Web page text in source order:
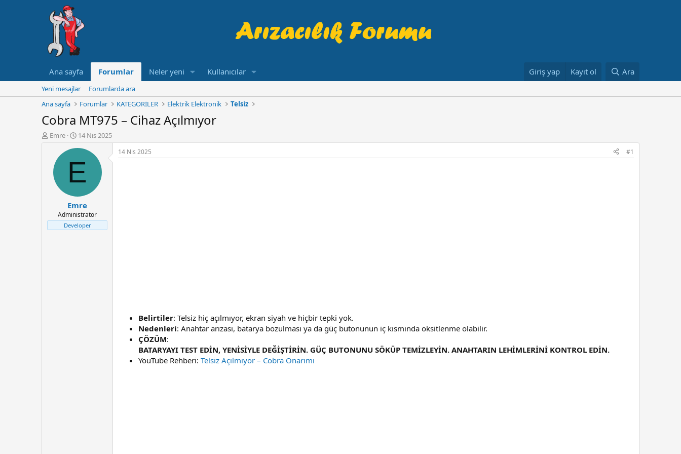
Ana sayfa Forumlar Neler yeni Kullanıcılar Giriş yap Kayıt ol Ara
Yeni mesajlar
Forumlarda ara
Ana sayfa
Forumlar KATEGORİLER Elektrik Elektronik Telsiz
Cobra MT975 – Cihaz Açılmıyor
K
Emre
B
l
a
n
ı
ç
t
a
14 Nis 2025
E
Emre
Administrator
Developer
14 Nis 2025 #1
Belirtiler: Telsiz hiç açılmıyor, ekran siyah ve hiçbir tepki yok.
Nedenleri: Anahtar arızası, batarya bozulması ya da güç butonunun iç kısmında oksitlenme olabilir.
ÇÖZÜM:
BATARYAYI TEST EDİN, YENİSİYLE DEĞİŞTİRİN. GÜÇ BUTONUNU SÖKÜP TEMİZLEYİN. ANAHTARIN LEHİMLERİNİ KONTROL EDİN.
YouTube Rehberi: Telsiz Açılmıyor – Cobra Onarımı